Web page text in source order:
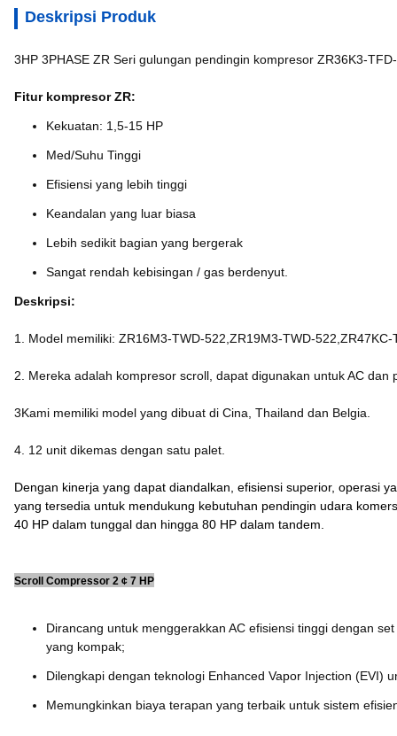
Deskripsi Produk
3HP 3PHASE ZR Seri gulungan pendingin kompresor ZR36K3-
Fitur kompresor ZR:
Kekuatan: 1,5-15 HP
Med/Suhu Tinggi
Efisiensi yang lebih tinggi
Keandalan yang luar biasa
Lebih sedikit bagian yang bergerak
Sangat rendah kebisingan / gas berdenyut.
Deskripsi:
1. Model memiliki: ZR16M3-TWD-522,ZR19M3-TWD-
2. Mereka adalah kompresor scroll, dapat digunakan untuk AC dan
3Kami memiliki model yang dibuat di Cina, Thailand dan Belgia.
4. 12 unit dikemas dengan satu palet.
Dengan kinerja yang dapat diandalkan, efisiensi superior, operasi
yang tersedia untuk mendukung kebutuhan pendingin udara
40 HP dalam tunggal dan hingga 80 HP dalam tandem.
Scroll Compressor 2 ¢ 7 HP
Dirancang untuk menggerakkan AC efisiensi tinggi dengan
yang kompak;
Dilengkapi dengan teknologi Enhanced Vapor Injection (EVI)
Memungkinkan biaya terapan yang terbaik untuk sistem